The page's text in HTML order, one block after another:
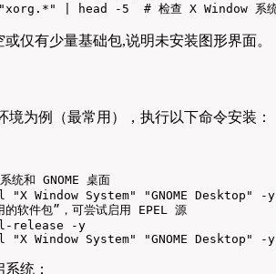
| head -5  # 检查 X Window 系统
仅有少量基础包,说明未安装图形界面。
境为例（最常用），执行以下命令安装：
和 GNOME 桌面
Window System" "GNOME Desktop" -y
的软件包”，可尝试启用 EPEL 源
release -y
Window System" "GNOME Desktop" -y
统：